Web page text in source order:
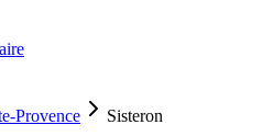
Provence
Sisteron